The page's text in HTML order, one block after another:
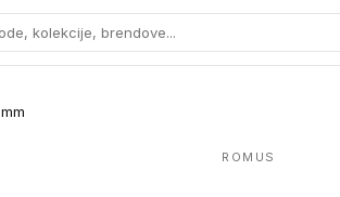
kolekcije, brendove...
ROMUS